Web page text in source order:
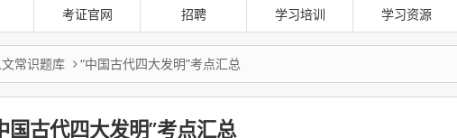
路径研判来了
今日立秋 养生千万避开六大误区
这些行为很伤大脑 你却每天都在做
曝式”公开信
考证官网 招聘 学习培训 学习资源
常识题库 “中国古代四大发明”考点汇总
国古代四大发明”考点汇总